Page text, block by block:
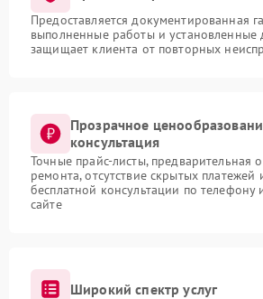
Предоставляется документированная
выполненные работы и установленные
защищает клиента от повторных
Прозрачное
консультация
Точные прайс-листы, предварительная
ремонта, отсутствие скрытых платежей
бесплатной консультации по телефону
сайте
Широкий спектр услуг